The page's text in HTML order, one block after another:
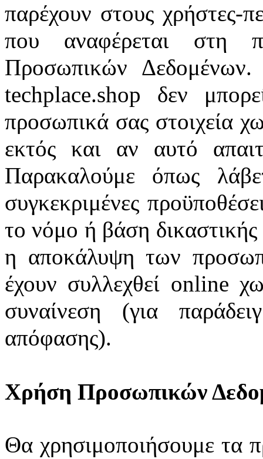
παρέχουν στους χρήστες-
που αναφέρεται στη
Προσωπικών
techplace.shop δεν
προσωπικά σας στοιχεία
εκτός και αν αυτό
Παρακαλούμε όπως
συγκεκριμένες
το νόμο ή βάση
η αποκάλυψη των
έχουν συλλεχθεί online
συναίνεση (για
απόφασης).
Χρήση Προσωπικών
Θα χρησιμοποιήσουμε τα